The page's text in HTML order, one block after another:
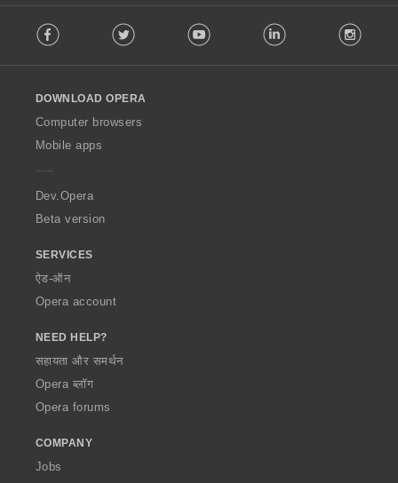
o
w
O
p
a
Facebook Twitter Youtube LinkedIn
DOWNLOAD OPERA
Computer browsers
Mobile apps
Dev.Opera
Beta version
SERVICES
ऐड-ऑन
Opera account
NEED HELP?
सहायता और समर्थन
Opera ब्लॉग
Opera forums
COMPANY
Jobs